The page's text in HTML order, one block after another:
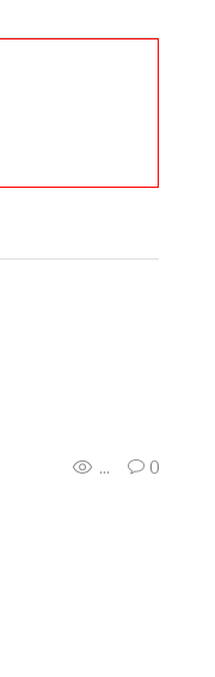
Uniunii Europene,
...
0